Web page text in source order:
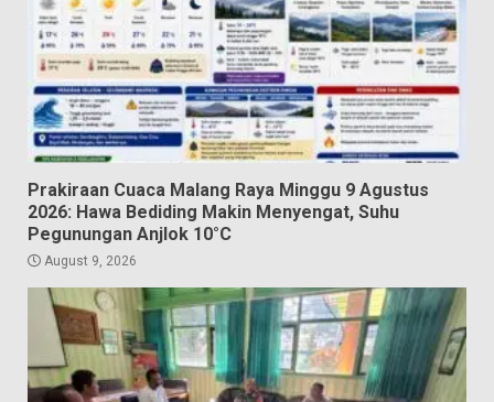
Prakiraan Cuaca Malang Raya Minggu 9 Agustus
2026: Hawa Bediding Makin Menyengat, Suhu
Pegunungan Anjlok 10°C
August 9, 2026